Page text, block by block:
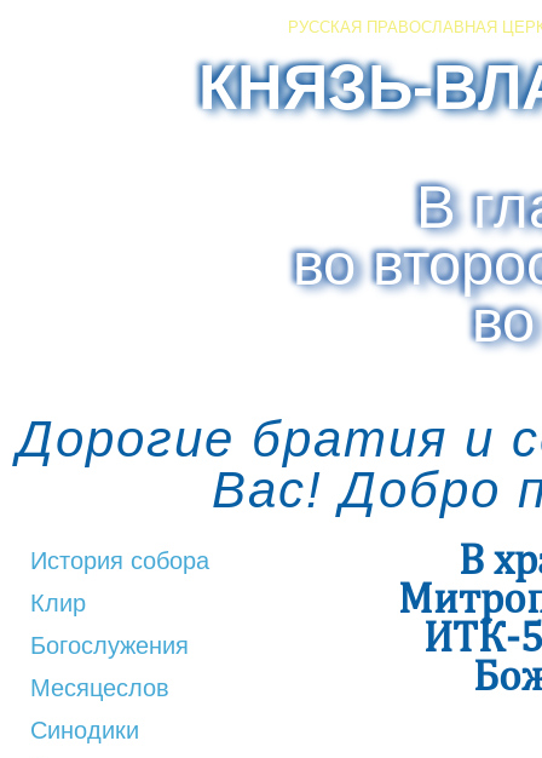
РУССКАЯ ПРАВОСЛАВНАЯ
КНЯЗЬ-
В
во
Дорогие братия и
Вас! Добро
История собора
Клир
Богослужения
Месяцеслов
Синодики
В
ИТК-